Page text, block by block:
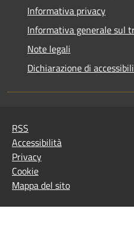
Informativa privacy
Informativa generale sul
Note legali
Dichiarazione di
RSS
Accessibilità
Privacy
Cookie
Mappa del sito